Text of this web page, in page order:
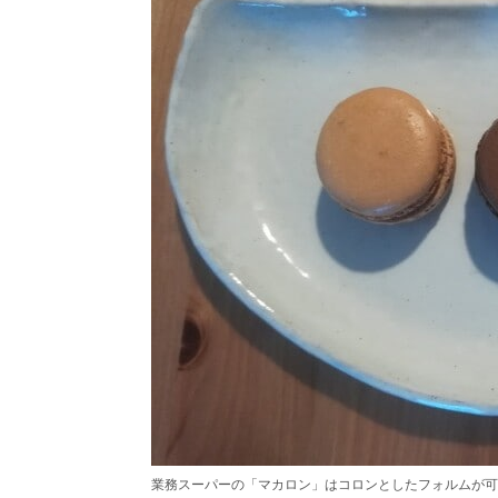
業務スーパーの「マカロン」はコロンとしたフォルムが